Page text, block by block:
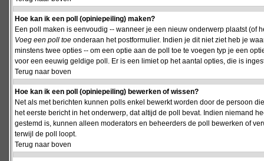
Hoe kan ik een poll (opiniepeiling) maken?
Een poll maken is eenvoudig -- wanneer je een nieuw onderwerp plaatst (of
Voeg een poll toe onderaan het postformulier. Indien je dit niet ziet heb je
minstens twee opties -- om een optie aan de poll toe te voegen typ je een
voor een eeuwig geldige poll. Er is een limiet op het aantal opties, die is
Terug naar boven
Hoe kan ik een poll (opiniepeiling) bewerken of wissen?
Net als met berichten kunnen polls enkel bewerkt worden door de persoon
het eerste bericht in het onderwerp, dat altijd de poll bevat. Indien niemand
gestemd is, kunnen alleen moderators en beheerders de poll bewerken of
terwijl de poll loopt.
Terug naar boven